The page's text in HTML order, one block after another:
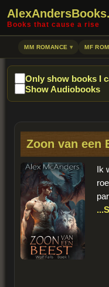
Books that cause a rise
MM ROMANCE MF
Only show books I
Show Audiobooks
Zoon van een
Ik